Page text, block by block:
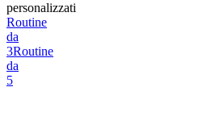
personalizzati
Routine
da
3Routine
da
5